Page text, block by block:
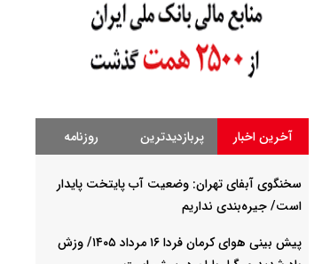
آخرین اخبار پربازدیدترین روزنامه
سخنگوی آبفای تهران: وضعیت آب پایتخت پایدار
است/ جیره‌بندی نداریم
پیش بینی هوای کرمان فردا ۱۶ مرداد ۱۴۰۵/ وزش